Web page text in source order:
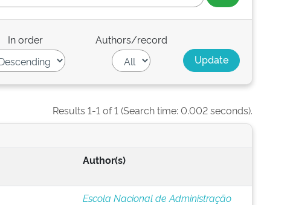
In order Authors/record
Results 1-1 of 1 (Search time: 0.002 seconds).
Author(s)
Escola Nacional de Administração